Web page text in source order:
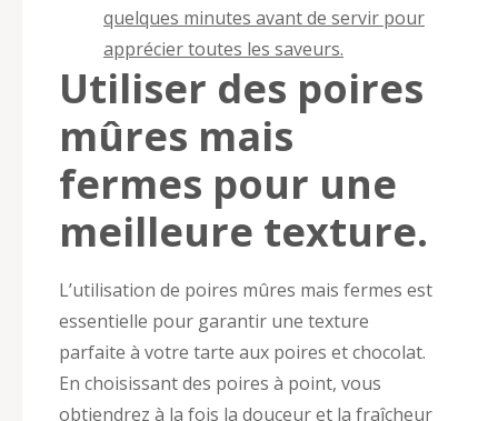
quelques minutes avant de servir pour
apprécier toutes les saveurs.
Utiliser des poires
mûres mais
fermes pour une
meilleure texture.
L’utilisation de poires mûres mais fermes est
essentielle pour garantir une texture
parfaite à votre tarte aux poires et chocolat.
En choisissant des poires à point, vous
obtiendrez à la fois la douceur et la fraîcheur